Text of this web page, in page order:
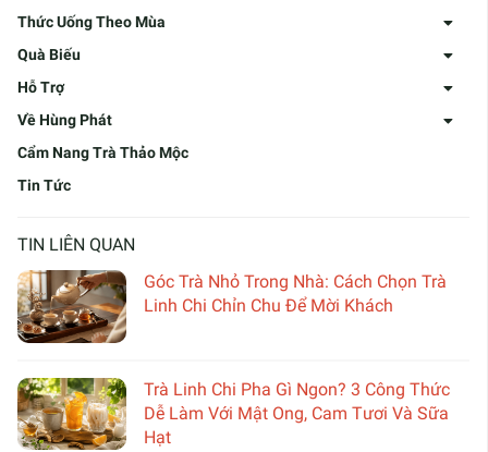
Thức Uống Theo Mùa
Quà Biếu
Hỗ Trợ
Về Hùng Phát
Cẩm Nang Trà Thảo Mộc
Tin Tức
TIN LIÊN QUAN
Góc Trà Nhỏ Trong Nhà: Cách Chọn Trà
Linh Chi Chỉn Chu Để Mời Khách
Trà Linh Chi Pha Gì Ngon? 3 Công Thức
Dễ Làm Với Mật Ong, Cam Tươi Và Sữa
Hạt